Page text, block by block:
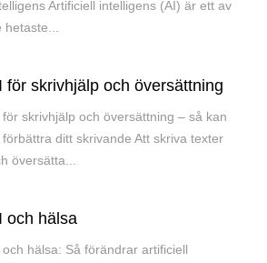
Artificiell intelligens (AI) är ett av
hetaste...
för skrivhjälp och översättning
för skrivhjälp och översättning – så kan
förbättra ditt skrivande Att skriva texter
översätta...
och hälsa
och hälsa: Så förändrar artificiell